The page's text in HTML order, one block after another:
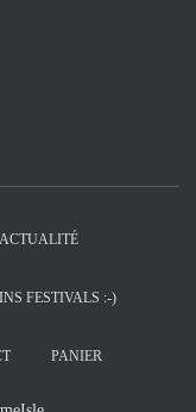
ACTUALITÉ
FESTIVALS :-)
PANIER